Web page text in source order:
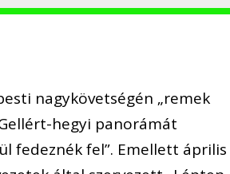
nagykövetségén „remek
hegyi panorámát
fedeznék fel”. Emellett április